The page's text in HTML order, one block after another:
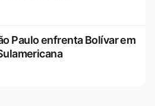
Paulo enfrenta Bolívar em